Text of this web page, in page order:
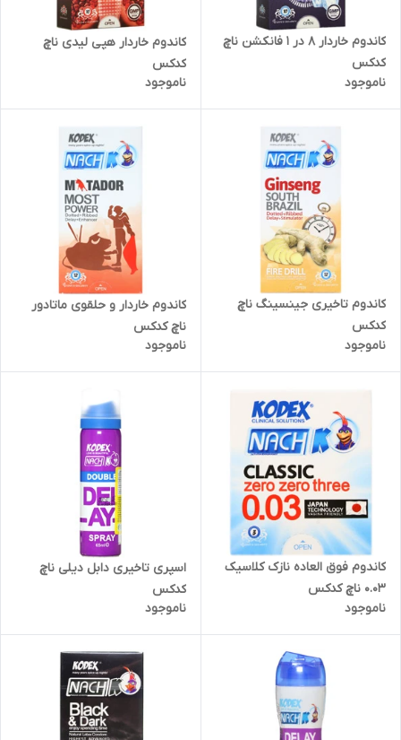
کاندوم خاردار 8 در 1 فانکشن ناچ
کدکس
ناموجود
کاندوم خاردار هپی لیدی ناچ
کدکس
ناموجود
کاندوم تاخیری جینسینگ ناچ
کدکس
ناموجود
کاندوم خاردار و حلقوی ماتادور
ناچ کدکس
ناموجود
کاندوم فوق العاده نازک کلاسیک
0.03 ناچ کدکس
ناموجود
اسپری تاخیری دابل دیلی ناچ
کدکس
ناموجود